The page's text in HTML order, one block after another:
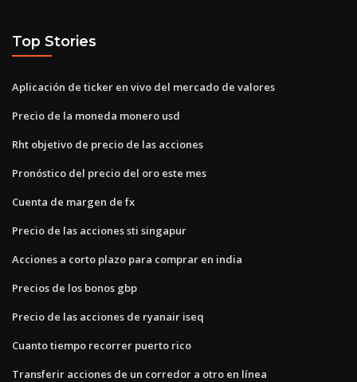
Top Stories
Aplicación de ticker en vivo del mercado de valores
Precio de la moneda monero usd
Rht objetivo de precio de las acciones
Pronóstico del precio del oro este mes
Cuenta de margen de fx
Precio de las acciones sti singapur
Acciones a corto plazo para comprar en india
Precios de los bonos gbp
Precio de las acciones de ryanair iseq
Cuanto tiempo recorrer puerto rico
Transferir acciones de un corredor a otro en línea